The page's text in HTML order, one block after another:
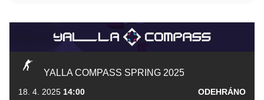
YALLA COMPASS SPRING 2025
18. 4. 2025 14:00 ODEHRÁNO